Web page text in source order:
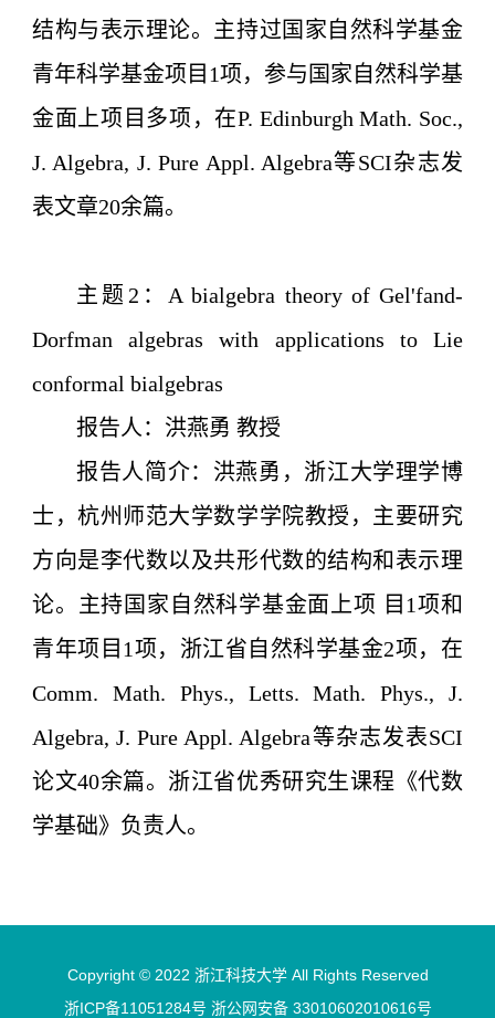
结构与表示理论。主持过国家自然科学基金
青年科学基金项目1项，参与国家自然科学基
金面上项目多项，在P. Edinburgh Math. Soc.,
J. Algebra, J. Pure Appl. Algebra等SCI杂志发
表文章20余篇。
主题2：A bialgebra theory of Gel'fand-
Dorfman algebras with applications to Lie
conformal bialgebras
报告人：洪燕勇 教授
报告人简介：洪燕勇，浙江大学理学博
士，杭州师范大学数学学院教授，主要研究
方向是李代数以及共形代数的结构和表示理
论。主持国家自然科学基金面上项 目1项和
青年项目1项，浙江省自然科学基金2项，在
Comm. Math. Phys., Letts. Math. Phys., J.
Algebra, J. Pure Appl. Algebra等杂志发表SCI
论文40余篇。浙江省优秀研究生课程《代数
学基础》负责人。
Copyright © 2022 浙江科技大学 All Rights Reserved
浙ICP备11051284号 浙公网安备 33010602010616号